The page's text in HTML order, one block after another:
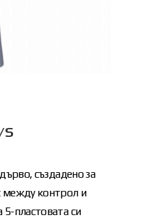
S
създадено за
между контрол и
5-пластовата си